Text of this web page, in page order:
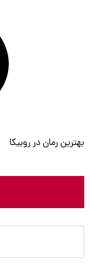
بهترین رمان در روبیکا